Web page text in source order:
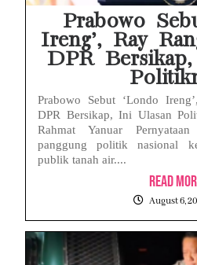
Prabowo
Ireng’, Ray
DPR
Prabowo Sebut ‘Londo
DPR Bersikap, Ini Ulasan
Rahmat Yanuar
panggung politik nasional
publik tanah air....
Read
August 6,